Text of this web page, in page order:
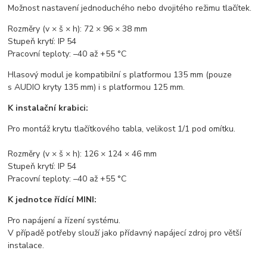
Možnost nastavení jednoduchého nebo dvojitého režimu tlačítek.
Rozměry (v × š × h): 72 × 96 × 38 mm
Stupeň krytí: IP 54
Pracovní teploty: –40 až +55 °C
Hlasový modul je kompatibilní s platformou 135 mm (pouze
s AUDIO kryty 135 mm) i s platformou 125 mm.
K instalační krabici:
Pro montáž krytu tlačítkového tabla, velikost 1/1 pod omítku.
Rozměry (v × š × h): 126 × 124 × 46 mm
Stupeň krytí: IP 54
Pracovní teploty: –40 až +55 °C
K jednotce řídící MINI:
Pro napájení a řízení systému.
V případě potřeby slouží jako přídavný napájecí zdroj pro větší
instalace.